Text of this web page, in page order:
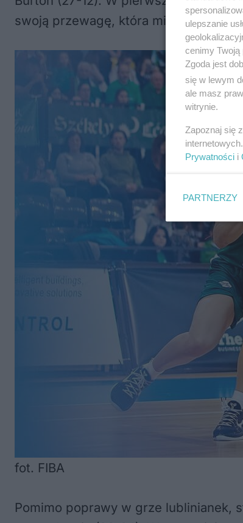
swoją przewagę, która miała
fot. FIBA
Pomimo poprawy w grze lublinianek,
ulepszanie
cenimy Twoją
Zgoda jest
się w lewym
ale masz
witrynie.
Zapoznaj się
Prywatności i
PARTNERZY